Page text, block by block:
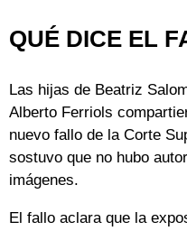
QUÉ DICE EL
Las hijas de Beatriz
Alberto Ferriols
nuevo fallo de la Corte
sostuvo que no hubo
imágenes.
El fallo aclara que la